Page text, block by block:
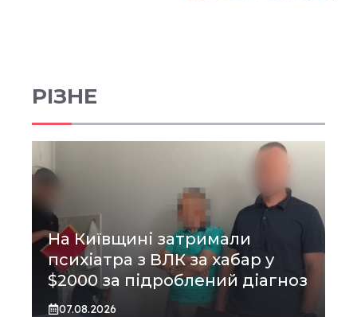
РІЗНЕ
На Київщині затримали
психіатра з ВЛК за хабар у
$2000 за підроблений діагноз
07.08.2026